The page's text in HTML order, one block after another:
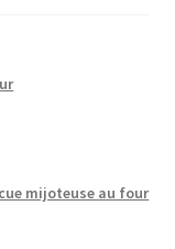
mijoteuse au four